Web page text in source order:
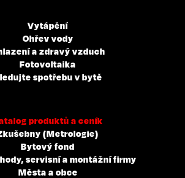
Vytápění
Ohřev vody
a zdravý vzduch
Fotovoltaika
spotřebu v bytě
produktů a ceník
(Metrologie)
Bytový fond
servisní a montážní firmy
Města a obce